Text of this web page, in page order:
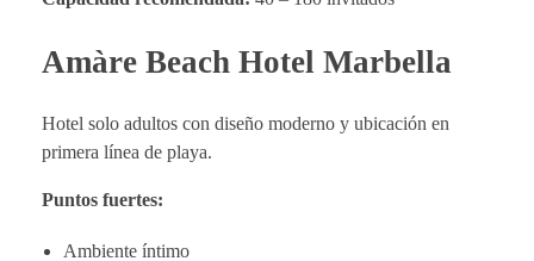
Amàre Beach Hotel Marbella
Hotel solo adultos con diseño moderno y ubicación en
primera línea de playa.
Puntos fuertes:
Ambiente íntimo